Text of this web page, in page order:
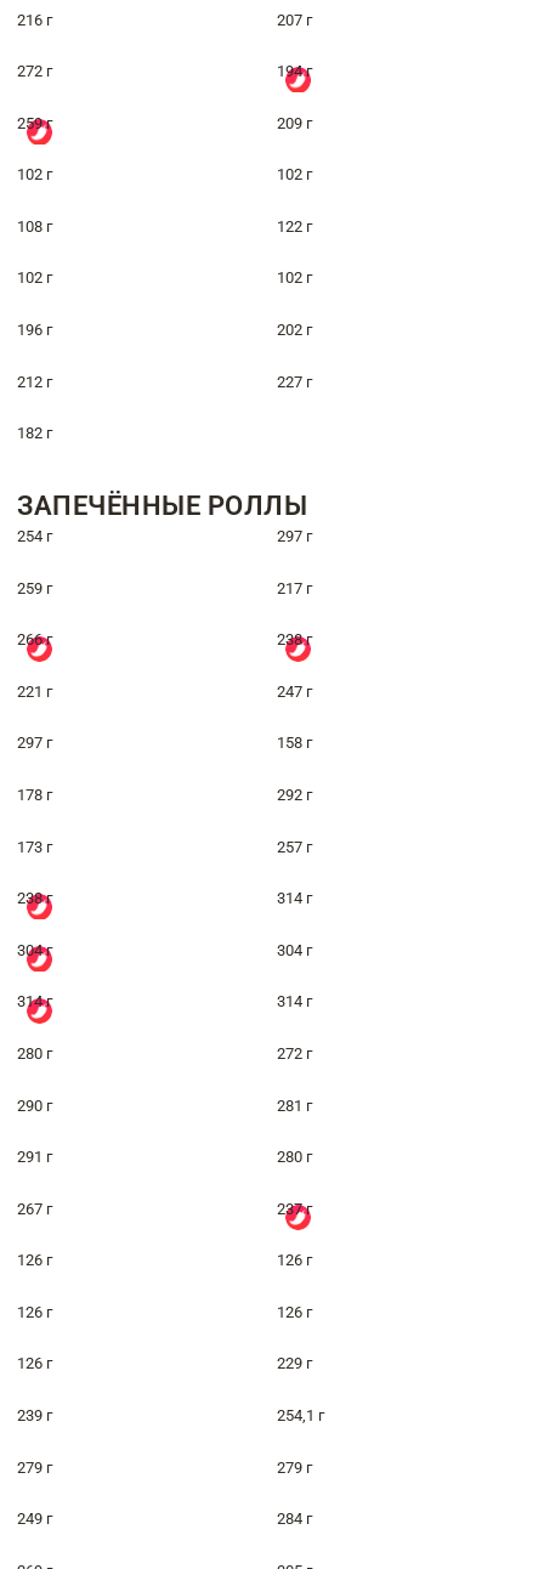
216 г 207 г
272 г 194 г
259 г 209 г
102 г 102 г
108 г 122 г
102 г 102 г
196 г 202 г
212 г 227 г
182 г
ЗАПЕЧЁННЫЕ РОЛЛЫ
254 г 297 г
259 г 217 г
266 г 238 г
221 г 247 г
297 г 158 г
178 г 292 г
173 г 257 г
238 г 314 г
304 г 304 г
314 г 314 г
280 г 272 г
290 г 281 г
291 г 280 г
267 г 237 г
126 г 126 г
126 г 126 г
126 г 229 г
239 г 254,1 г
279 г 279 г
249 г 284 г